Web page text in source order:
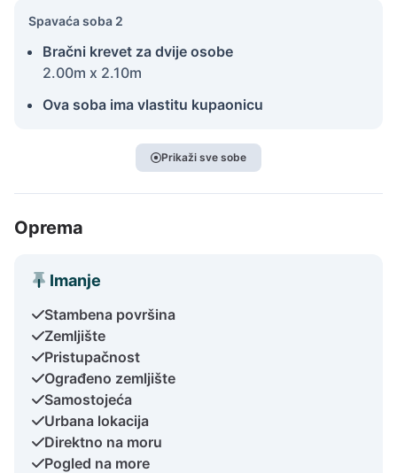
Spavaća soba 2
Bračni krevet za dvije osobe
2.00m x 2.10m
Ova soba ima vlastitu kupaonicu
Prikaži sve sobe
Oprema
Imanje
Stambena površina
Zemljište
Pristupačnost
Ograđeno zemljište
Samostojeća
Urbana lokacija
Direktno na moru
Pogled na more